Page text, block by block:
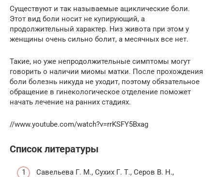
Существуют и так называемые ациклические боли.
Этот вид боли носит не купирующий, а
продолжительный характер. Низ живота при этом у
женщины очень сильно болит, а месячных все нет.
Такие, но уже непродолжительные симптомы могут
говорить о наличии миомы матки. После прохождения
боли болезнь никуда не уходит, поэтому обязательное
обращение в гинекологическое отделение поможет
начать лечение на ранних стадиях.
//www.youtube.com/watch?v=rrKSFY5Bxag
Список литературы
Савельева Г. М., Сухих Г. Т., Серов В. Н.,